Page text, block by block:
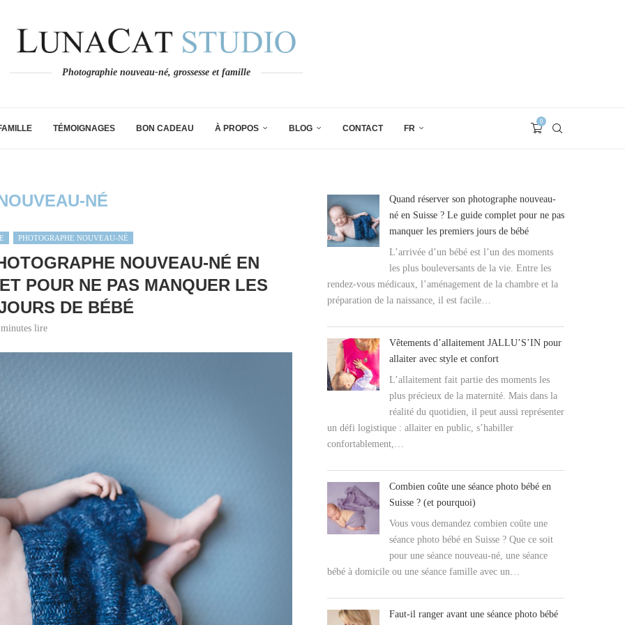
Photographie nouveau-né, grossesse et famille
TÉMOIGNAGES BON CADEAU À PROPOS BLOG CONTACT FR
0
NÉ
PHOTOGRAPHE NOUVEAU-NÉ
NOUVEAU-NÉ EN
POUR NE PAS MANQUER LES
DE BÉBÉ
lire
Quand réserver son photographe nouveau-
né en Suisse ? Le guide complet pour ne pas
manquer les premiers jours de bébé
L’arrivée d’un bébé est l’un des moments
les plus bouleversants de la vie. Entre les
rendez-vous médicaux, l’aménagement de la chambre et la
préparation de la naissance, il est facile…
Vêtements d’allaitement JALLU’S’IN pour
allaiter avec style et confort
L’allaitement fait partie des moments les
plus précieux de la maternité. Mais dans la
réalité du quotidien, il peut aussi représenter
un défi logistique : allaiter en public, s’habiller
confortablement,…
Combien coûte une séance photo bébé en
Suisse ? (et pourquoi)
Vous vous demandez combien coûte une
séance photo bébé en Suisse ? Que ce soit
pour une séance nouveau-né, une séance
bébé à domicile ou une séance famille avec un…
Faut-il ranger avant une séance photo bébé